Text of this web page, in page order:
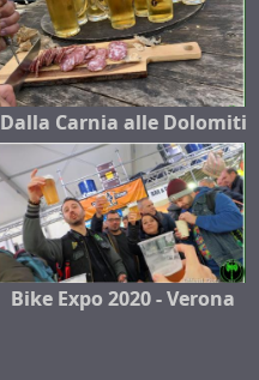
Dalla Carnia alle Dolomiti
Bike Expo 2020 - Verona